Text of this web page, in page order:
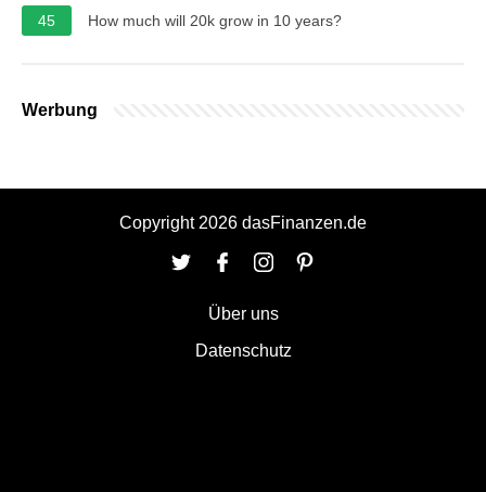
45
How much will 20k grow in 10 years?
Werbung
Copyright 2026 dasFinanzen.de
Über uns
Datenschutz